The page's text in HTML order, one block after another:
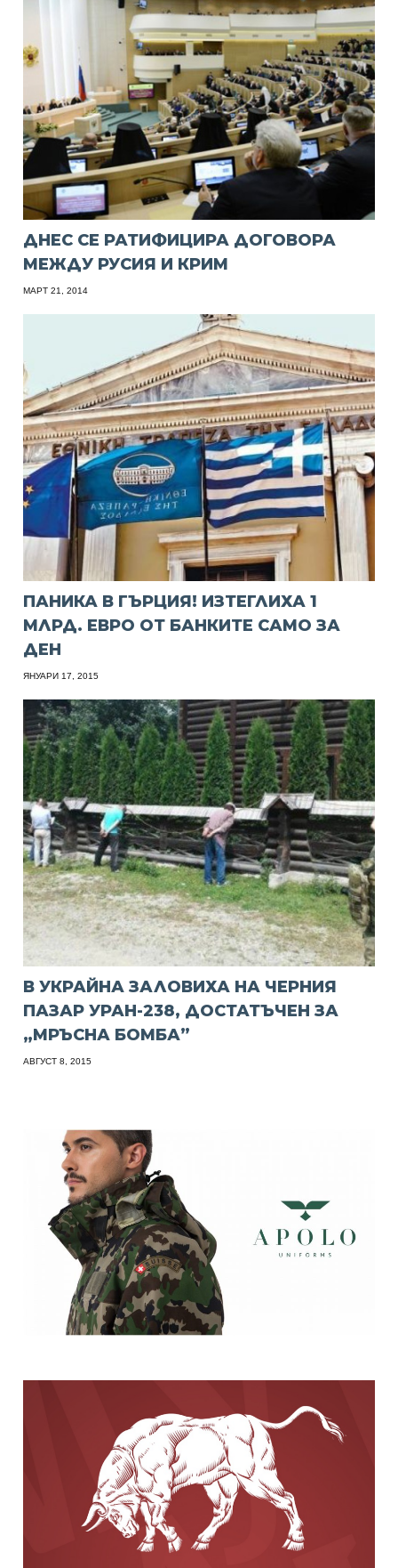
ДНЕС СЕ РАТИФИЦИРА ДОГОВОРА
МЕЖДУ РУСИЯ И КРИМ
МАРТ 21, 2014
ПАНИКА В ГЪРЦИЯ! ИЗТЕГЛИХА 1
МЛРД. ЕВРО ОТ БАНКИТЕ САМО ЗА
ДЕН
ЯНУАРИ 17, 2015
В УКРАЙНА ЗАЛОВИХА НА ЧЕРНИЯ
ПАЗАР УРАН-238, ДОСТАТЪЧЕН ЗА
„МРЪСНА БОМБА”
АВГУСТ 8, 2015